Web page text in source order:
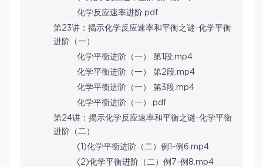
化学反应速率进阶.pdf
第23讲：揭示化学反应速率和平衡之谜-化学平衡
进阶（一）
化学平衡进阶（一） 第1段.mp4
化学平衡进阶（一） 第2段.mp4
化学平衡进阶（一） 第3段.mp4
化学平衡进阶（一）.pdf
第24讲：揭示化学反应速率和平衡之谜-化学平衡
进阶（二）
(1)化学平衡进阶（二）例1-例6.mp4
(2)化学平衡进阶（二）例7-例8.mp4